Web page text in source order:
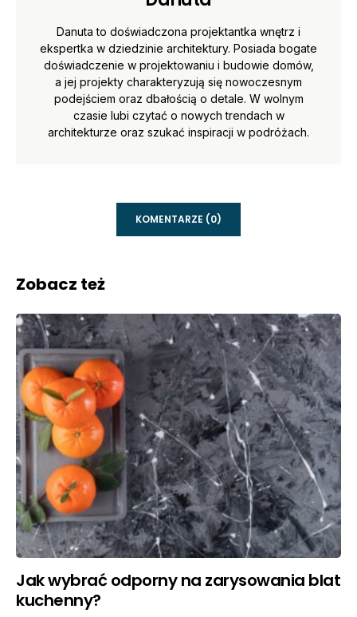
Danuta to doświadczona projektantka wnętrz i
ekspertka w dziedzinie architektury. Posiada bogate
doświadczenie w projektowaniu i budowie domów,
a jej projekty charakteryzują się nowoczesnym
podejściem oraz dbałością o detale. W wolnym
czasie lubi czytać o nowych trendach w
architekturze oraz szukać inspiracji w podróżach.
KOMENTARZE (0)
Zobacz też
Jak wybrać odporny na zarysowania blat
kuchenny?